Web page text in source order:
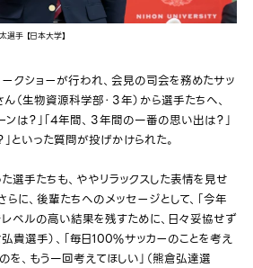
手 【日本大学】
クショーが行われ、会見の司会を務めたサッ
（生物資源科学部・３年）から選手たちへ、
は？」「4年間、３年間の一番の思い出は？」
といった質問が投げかけられた。
選手たちも、ややリラックスした表情を見せ
に、後輩たちへのメッセージとして、「今年
ベルの高い結果を残すために、日々妥協せず
貴選手）、「毎日100%サッカーのことを考え
を、もう一回考えてほしい」（熊倉弘達選